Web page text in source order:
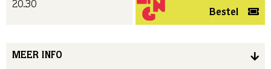
20.30
Bestel
MEER INFO